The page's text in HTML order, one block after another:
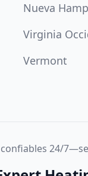
Nueva
Virginia
Vermont
24/